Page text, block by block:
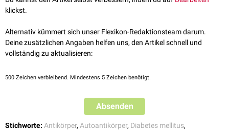
klickst.
Alternativ kümmert sich unser Flexikon-Redaktionsteam darum.
Deine zusätzlichen Angaben helfen uns, den Artikel schnell und
vollständig zu aktualisieren:
500 Zeichen verbleibend. Mindestens 5 Zeichen benötigt.
Absenden
Stichworte: Antikörper, Autoantikörper, Diabetes mellitus,